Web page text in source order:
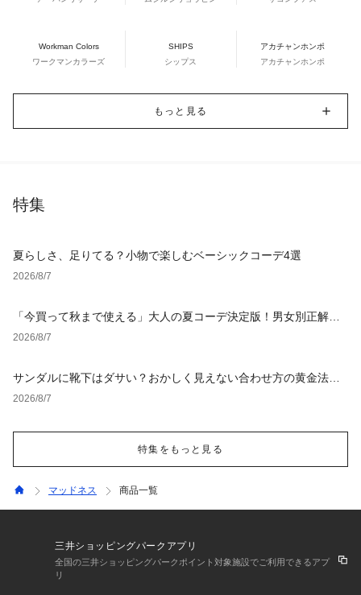
Workman Colors
ワークマンカラーズ
SHIPS
シップス
アカチャンホンポ
アカチャンホンポ
もっと見る
特集
夏らしさ、足りてる？小物で楽しむベーシックコーデ4選
2026/8/7
「今買って秋まで使える」大人の夏コーデ決定版！男女別正解ス
タイルとNGな着こなし
2026/8/7
サンダルに靴下はダサい？おかしく見えない合わせ方の黄金法則
と男女別おすすめコーデ
2026/8/7
特集をもっと見る
マッドネス 商品一覧
三井ショッピングパークアプリ
全国の三井ショッピングパークポイント対象施設でご利用できるアプ
リ